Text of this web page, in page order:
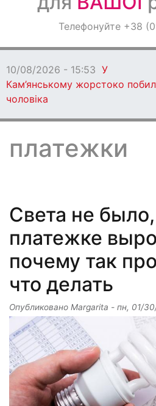
ОголошенняТелефонуйте +38
10/08/2026 - 15:36 Ворог
Нікополь, є загиблий і
платежки
Света не
платежке
почему так
что делать
Опубликовано Margarita - пн, 01/